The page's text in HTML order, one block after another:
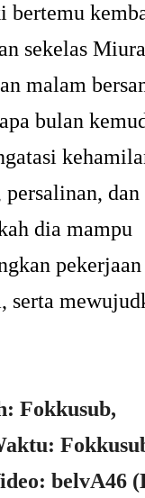
bertemu
sekelas
malam
bulan
dan
dia mampu
pekerjaan
serta
Fokkusub,
belvA46